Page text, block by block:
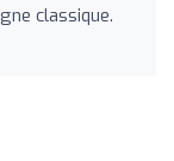
classique.